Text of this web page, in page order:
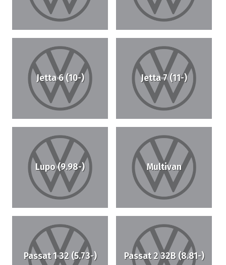
Jetta 6 (10-) Jetta 7 (11-)
Lupo (9.98-) Multivan
Passat 1 32 (5.73-) Passat 2 32B (8.81-)